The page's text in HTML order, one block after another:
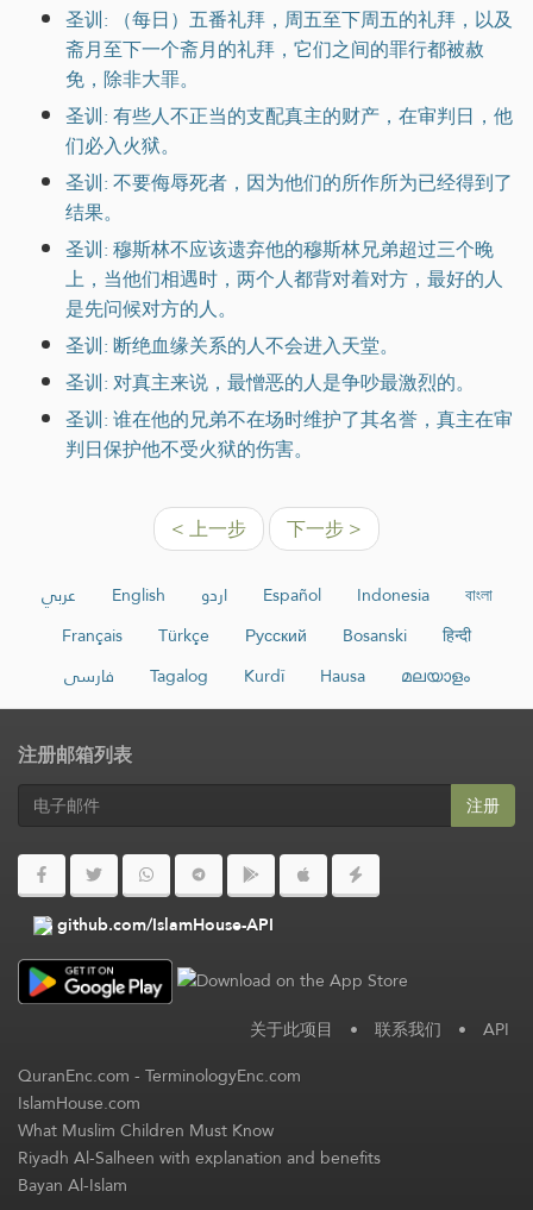
圣训: （每日）五番礼拜，周五至下周五的礼拜，以及
斋月至下一个斋月的礼拜，它们之间的罪行都被赦
免，除非大罪。
圣训: 有些人不正当的支配真主的财产，在审判日，他
们必入火狱。
圣训: 不要侮辱死者，因为他们的所作所为已经得到了
结果。
圣训: 穆斯林不应该遗弃他的穆斯林兄弟超过三个晚
上，当他们相遇时，两个人都背对着对方，最好的人
是先问候对方的人。
圣训: 断绝血缘关系的人不会进入天堂。
圣训: 对真主来说，最憎恶的人是争吵最激烈的。
圣训: 谁在他的兄弟不在场时维护了其名誉，真主在审
判日保护他不受火狱的伤害。
< 上一步 下一步 >
عربي English اردو Español Indonesia
বাংলা
Français
Türkçe Русский Bosanski
हिन्दी
فارسی
Tagalog Kurdî Hausa മലയാളം
注册邮箱列表
注册
github.com/IslamHouse-API
关于此项目 • 联系我们 • API
QuranEnc.com-TerminologyEnc.com
IslamHouse.com
What Muslim Children Must Know
Riyadh Al-Salheen with explanation and benefits
Bayan Al-Islam